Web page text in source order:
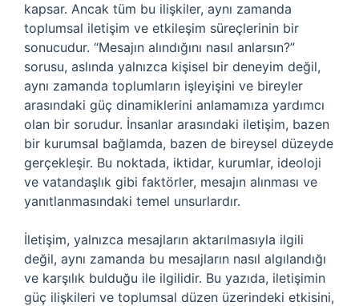
kapsar. Ancak tüm bu ilişkiler, aynı zamanda
toplumsal iletişim ve etkileşim süreçlerinin bir
sonucudur. “Mesajın alındığını nasıl anlarsın?”
sorusu, aslında yalnızca kişisel bir deneyim değil,
aynı zamanda toplumların işleyişini ve bireyler
arasındaki güç dinamiklerini anlamamıza yardımcı
olan bir sorudur. İnsanlar arasındaki iletişim, bazen
bir kurumsal bağlamda, bazen de bireysel düzeyde
gerçekleşir. Bu noktada, iktidar, kurumlar, ideoloji
ve vatandaşlık gibi faktörler, mesajın alınması ve
yanıtlanmasındaki temel unsurlardır.
İletişim, yalnızca mesajların aktarılmasıyla ilgili
değil, aynı zamanda bu mesajların nasıl algılandığı
ve karşılık bulduğu ile ilgilidir. Bu yazıda, iletişimin
güç ilişkileri ve toplumsal düzen üzerindeki etkisini,